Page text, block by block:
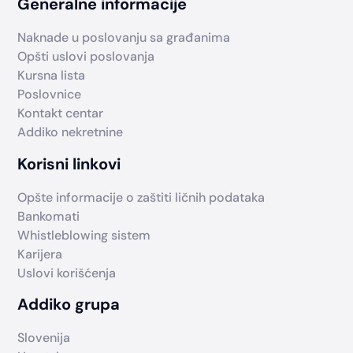
Generalne informacije
Naknade u poslovanju sa građanima
Opšti uslovi poslovanja
Kursna lista
Poslovnice
Kontakt centar
Addiko nekretnine
Korisni linkovi
Opšte informacije o zaštiti ličnih podataka
Bankomati
Whistleblowing sistem
Karijera
Uslovi korišćenja
Addiko grupa
Slovenija